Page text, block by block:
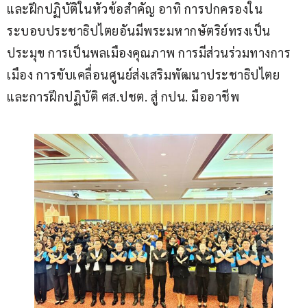
และฝึกปฏิบัติในหัวข้อสำคัญ อาทิ การปกครองใน
ระบอบประชาธิปไตยอันมีพระมหากษัตริย์ทรงเป็น
ประมุข การเป็นพลเมืองคุณภาพ การมีส่วนร่วมทางการ
เมือง การขับเคลื่อนศูนย์ส่งเสริมพัฒนาประชาธิปไตย
และการฝึกปฏิบัติ ศส.ปชต. สู่ กปน. มืออาชีพ